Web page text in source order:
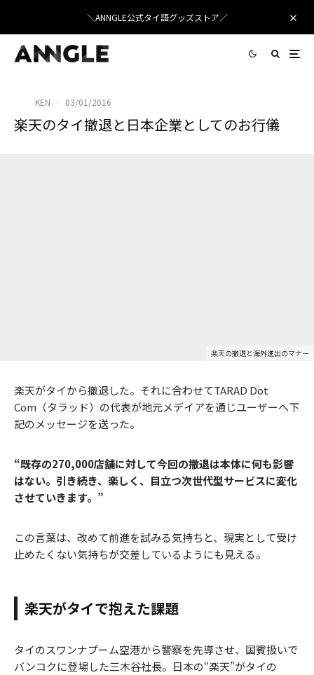
＼ANNGLE公式タイ語グッズストア／
KEN · 03/01/2016
楽天のタイ撤退と日本企業としてのお行儀
楽天の撤退と海外進出のマナー
楽天がタイから撤退した。それに合わせてTARAD Dot
Com（タラッド）の代表が地元メデイアを通じユーザーへ下
記のメッセージを送った。
“既存の270,000店舗に対して今回の撤退は本体に何も影響
はない。引き続き、楽しく、目立つ次世代型サービスに変化
させていきます。”
この言葉は、改めて前進を試みる気持ちと、現実として受け
止めたくない気持ちが交差しているようにも見える。
楽天がタイで抱えた課題
タイのスワンナプーム空港から警察を先導させ、国賓扱いで
バンコクに登場した三木谷社長。日本の“楽天”がタイの